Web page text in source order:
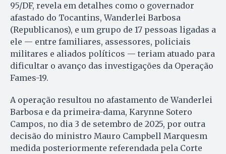
95/DF, revela em detalhes como o governador
afastado do Tocantins, Wanderlei Barbosa
(Republicanos), e um grupo de 17 pessoas ligadas a
ele — entre familiares, assessores, policiais
militares e aliados políticos — teriam atuado para
dificultar o avanço das investigações da Operação
Fames-19.
A operação resultou no afastamento de Wanderlei
Barbosa e da primeira-dama, Karynne Sotero
Campos, no dia 3 de setembro de 2025, por outra
decisão do ministro Mauro Campbell Marquesm
medida posteriormente referendada pela Corte